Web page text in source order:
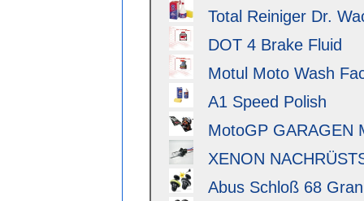
Total Reiniger Dr.
DOT 4 Brake Fluid
Motul Moto Wash
A1 Speed Polish
MotoGP GARAGEN
XENON
Abus Schloß 68